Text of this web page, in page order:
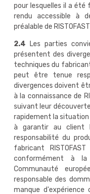
pour lesquelles il a
rendu accessible à
préalable de
2.4 Les parties
présentent des
techniques du fabricant
peut être tenue
divergences doivent
à la connaissance de
suivant leur découverte
rapidement la
à garantir au client
responsabilité du
fabricant
conformément à
Communauté
responsable des
manque